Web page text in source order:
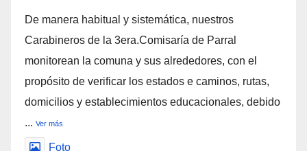
De manera habitual y sistemática, nuestros
Carabineros de la 3era.Comisaría de Parral
monitorean la comuna y sus alrededores, con el
propósito de verificar los estados e caminos, rutas,
domicilios y establecimientos educacionales, debido
... Ver más
Foto